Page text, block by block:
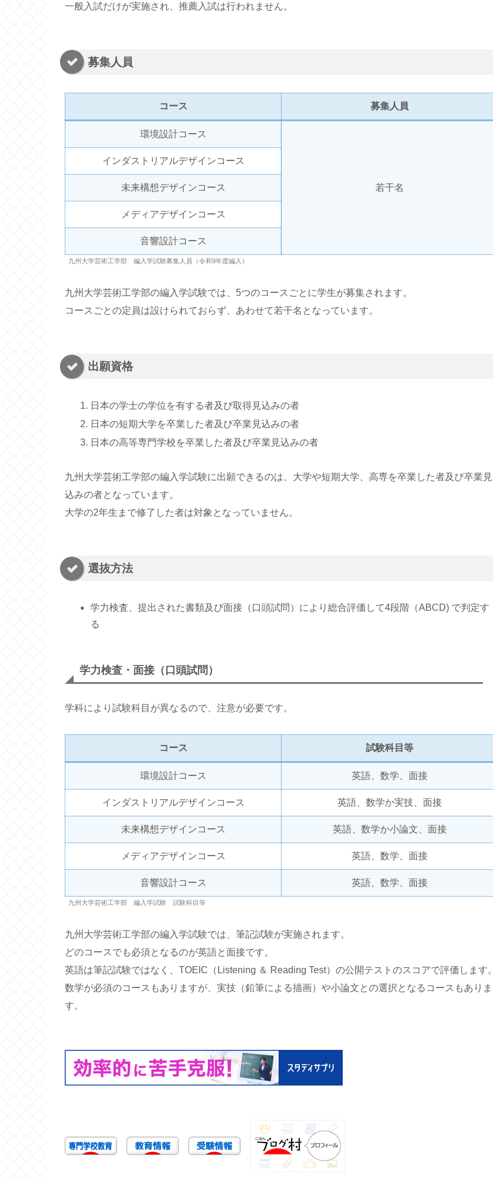
一般入試だけが実施され、推薦入試は行われません。
募集人員
コース 募集人員
環境設計コース
若干名
インダストリアルデザインコース
未来構想デザインコース
メディアデザインコース
音響設計コース
九州大学芸術工学部 編入学試験募集人員（令和9年度編入）
九州大学芸術工学部の編入学試験では、5つのコースごとに学生が募集されます。
コースごとの定員は設けられておらず、あわせて若干名となっています。
出願資格
日本の学士の学位を有する者及び取得見込みの者
日本の短期大学を卒業した者及び卒業見込みの者
日本の高等専門学校を卒業した者及び卒業見込みの者
九州大学芸術工学部の編入学試験に出願できるのは、大学や短期大学、高専を卒業した者及び卒業見
込みの者となっています。
大学の2年生まで修了した者は対象となっていません。
選抜方法
学力検査、提出された書類及び面接（口頭試問）により総合評価して4段階（ABCD) で判定す
る
学力検査・面接（口頭試問）
学科により試験科目が異なるので、注意が必要です。
コース 試験科目等
環境設計コース 英語、数学、面接
インダストリアルデザインコース 英語、数学か実技、面接
未来構想デザインコース 英語、数学か小論文、面接
メディアデザインコース 英語、数学、面接
音響設計コース 英語、数学、面接
九州大学芸術工学部 編入学試験 試験科目等
九州大学芸術工学部の編入学試験では、筆記試験が実施されます。
どのコースでも必須となるのが英語と面接です。
英語は筆記試験ではなく、TOEIC（Listening ＆ Reading Test）の公開テストのスコアで評価します。
数学が必須のコースもありますが、実技（鉛筆による描画）や小論文との選択となるコースもありま
す。